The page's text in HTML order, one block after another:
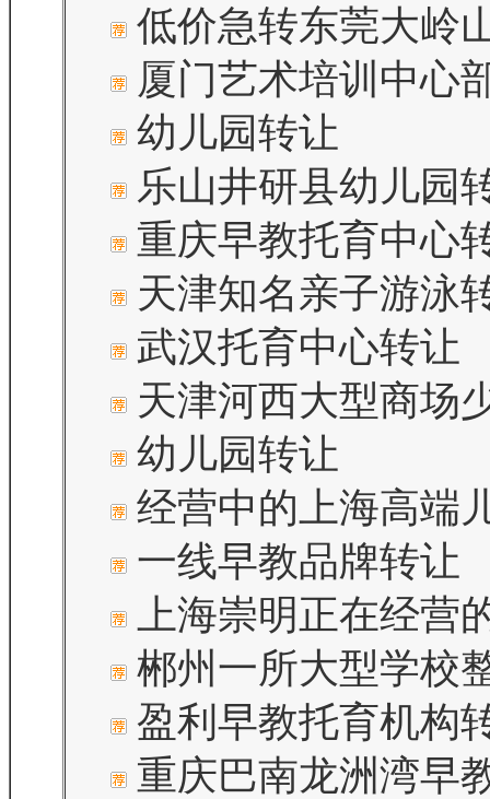
低价急转东莞大岭
厦门艺术培训中心
幼儿园转让
乐山井研县幼儿园
重庆早教托育中心
天津知名亲子游泳
武汉托育中心转让
天津河西大型商场
幼儿园转让
经营中的上海高端
一线早教品牌转让
上海崇明正在经营
郴州一所大型学校
盈利早教托育机构
重庆巴南龙洲湾早